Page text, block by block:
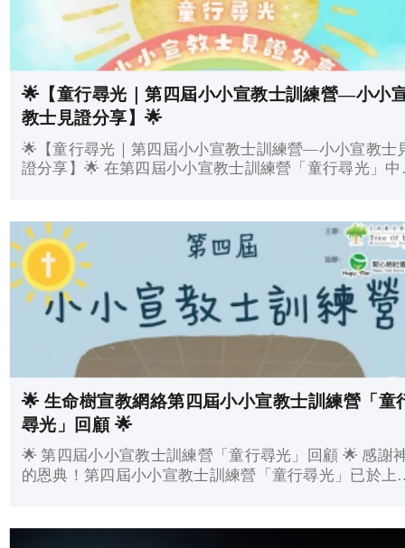
🌟【童行尋光｜第四屆小小宣教士訓練營—小小
教士見證分享】🌟
🌟【童行尋光｜第四屆小小宣教士訓練營—小小宣教士
證分享】🌟 在第四屆小小宣教士訓練營「童行尋光」中
真摯...
🌟 生命樹宣教網絡第四屆小小宣教士訓練營「童
尋光」回顧 🌟
🌟 第四屆小小宣教士訓練營「童行尋光」回顧 🌟 感謝
的恩典！第四屆小小宣教士訓練營「童行尋光」已於上